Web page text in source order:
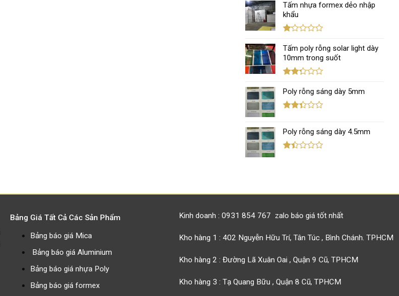
hạng
1.12
5
sao
Tấm nhựa formex dẻo nhập
khẩu
xếp
hạng
5
Tấm poly rỗng solar light dày
10mm trong suốt
xếp
hạng
2.30
Poly rỗng sáng dày 5mm
hạng
2.37
5 sao
Poly rỗng sáng dày 4.5mm
sao
Bảng Giá Tất Cả Các Sản Phẩm
Bảng báo giá Mica
Bảng báo giá Aluminium
Bảng báo giá nhựa Poly
Bảng báo giá formex
Kinh doanh : 0931 854 767 zalo báo giá tốt nhất
Kho hàng 1 : 402 Nguyễn Hữu Trí, Tân Túc , Bình Chánh. TPHCM
Kho hàng 2 : Đường Lã Xuân Oai , Quận 9 Cũ, TPHCM
Kho hàng 3 : Tạ Quang Bữu , Quận 8 Cũ, TPHCM